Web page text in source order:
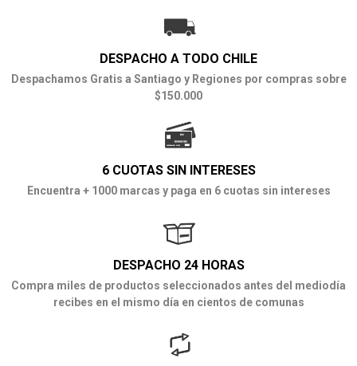
DESPACHO A TODO CHILE
Despachamos Gratis a Santiago y Regiones por compras sobre
$150.000
6 CUOTAS SIN INTERESES
Encuentra + 1000 marcas y paga en 6 cuotas sin intereses
DESPACHO 24 HORAS
Compra miles de productos seleccionados antes del mediodía
recibes en el mismo día en cientos de comunas